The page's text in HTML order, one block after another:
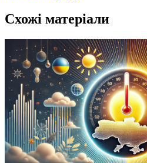
Схожі матеріали